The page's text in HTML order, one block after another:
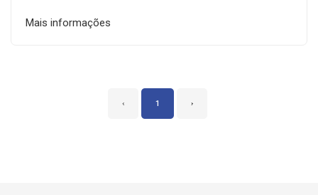
Mais informações
‹ 1 ›